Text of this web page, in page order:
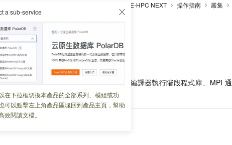
a sub-service
在下拉框切換本產品的全部系列、模組或功
可以點擊左上角產品區塊回到產品主頁，幫助
效閱讀文檔。
E-HPC NEXT 操作指南 叢集
援的軟體列表
新時間： 2025-04-23 17:23:14
HPC 提供了業界主流的科學計算應用、編譯器執行階段程式庫、MPI
軟體，以及軟體相關的應用情境等。